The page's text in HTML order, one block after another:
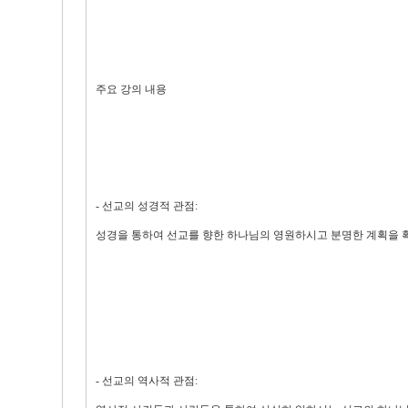
주요 강의 내용
- 선교의 성경적 관점:
성경을 통하여 선교를 향한 하나님의 영원하시고 분명한 계획을
- 선교의 역사적 관점: